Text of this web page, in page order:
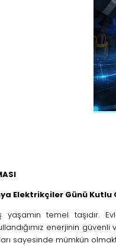
Elektrikçiler Günü Kutlu
yaşamın temel taşıdır.
enerjinin
sayesinde mümkün